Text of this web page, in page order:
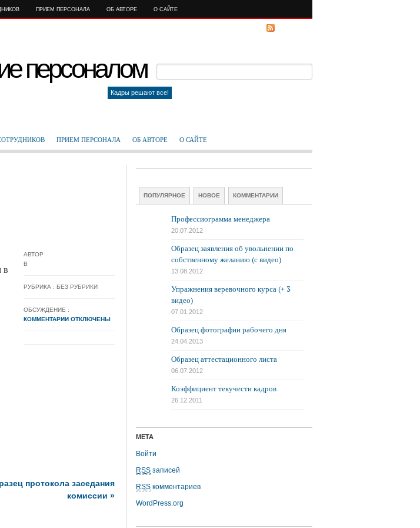
ПРИЕМ ПЕРСОНАЛА ОБ АВТОРЕ О САЙТЕ
персоналом
Кадры решают все!
ПРИЕМ ПЕРСОНАЛА ОБ АВТОРЕ О САЙТЕ
АВТОР
В
РУБРИКА : БЕЗ РУБРИКИ
ОБСУЖДЕНИЕ :
КОММЕНТАРИИ ОТКЛЮЧЕНЫ
в
протокола заседания
комиссии »
ПОПУЛЯРНОЕ НОВОЕ КОММЕНТАРИИ
Профессиограмма менеджера
20.07.2012
Образец заявления об увольнении по
собственному желанию (с видео)
13.08.2012
Упражнения веревочного курса (+ 3
видео)
07.01.2012
Образец фотографии рабочего дня
24.04.2013
Образец аттестационного листа
06.07.2012
Коэффициент текучести кадров
26.12.2011
МЕТА
Войти
RSS записей
RSS комментариев
WordPress.org